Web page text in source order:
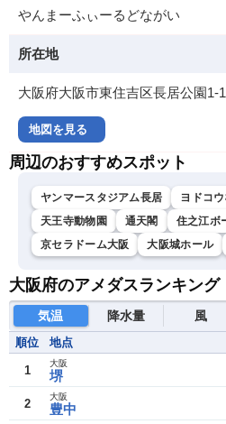
やんまーふぃーるどながい
所在地
大阪府大阪市東住吉区長居公園1-1
地図を見る
周辺のおすすめスポット
ヤンマースタジアム長居
ヨドコ
天王寺動物園
通天閣 住之江ボ
京セラドーム大阪
大阪城ホール
大阪府のアメダスランキング
気温 降水量 風
順位 地点
1 堺
大阪
2 豊中
大阪